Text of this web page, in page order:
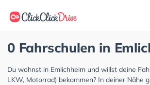
0 Fahrschulen in
Du wohnst in Emlichheim und willst deine
LKW, Motorrad) bekommen? In deiner Nähe